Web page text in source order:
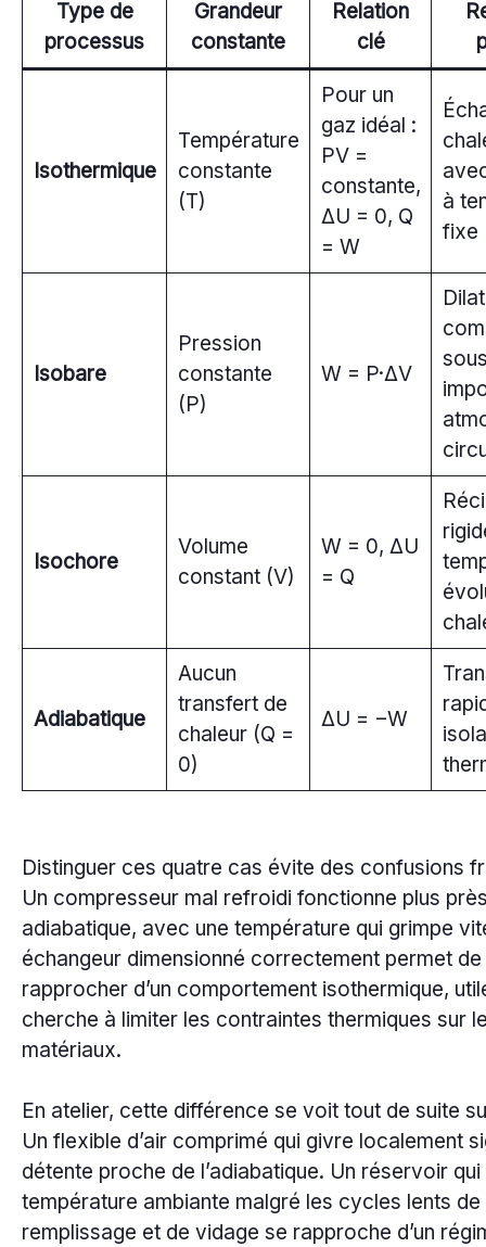
Type de
processus
Grandeur
constante
Relation
clé
Isothermique
Température
constante
(T)
Pour un
gaz idéal :
PV =
constante,
ΔU = 0, Q
= W
à
fixe
Isobare
Pression
constante
(P)
W = P·ΔV
Isochore
Volume
constant (V)
W = 0, ΔU
= Q
Adiabatique
Aucun
transfert de
chaleur (Q =
0)
ΔU = −W
Distinguer ces quatre cas évite des confusions
Un compresseur mal refroidi fonctionne plus
adiabatique, avec une température qui grimpe
échangeur dimensionné correctement permet
rapprocher d’un comportement isothermique,
cherche à limiter les contraintes thermiques sur
matériaux.
En atelier, cette différence se voit tout de suite
Un flexible d’air comprimé qui givre localement
détente proche de l’adiabatique. Un réservoir
température ambiante malgré les cycles lents de
remplissage et de vidage se rapproche d’un